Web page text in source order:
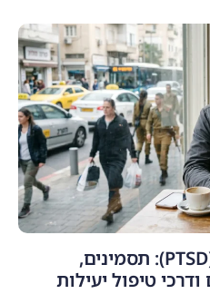
פוסט טראומה (PTSD): תסמינים,
טיפול יעילות